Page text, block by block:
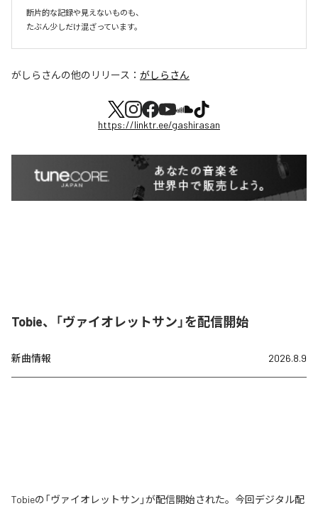
断片的な記録や見えないものも、
たぶん少しだけ混ざっています。
がしらさんの他のリリース： がしらさん
https://linktr.ee/gashirasan
Tobie、「ヴァイオレットサン」を配信開始
新曲情報 2026.8.9
Tobieの「ヴァイオレットサン」が配信開始された。今回デジタル配